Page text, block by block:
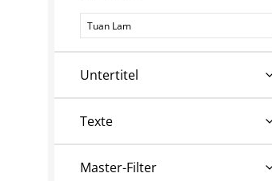
Personen
Untertitel
Texte
Master-Filter